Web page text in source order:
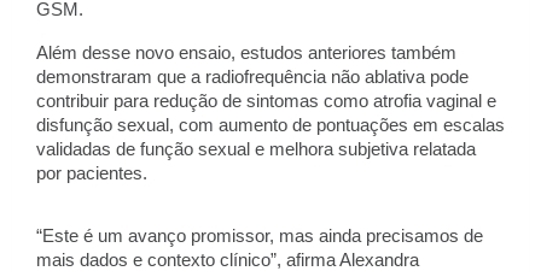
GSM.
Além desse novo ensaio, estudos anteriores também
demonstraram que a radiofrequência não ablativa pode
contribuir para redução de sintomas como atrofia vaginal e
disfunção sexual, com aumento de pontuações em escalas
validadas de função sexual e melhora subjetiva relatada
por pacientes.
“Este é um avanço promissor, mas ainda precisamos de
mais dados e contexto clínico”, afirma Alexandra